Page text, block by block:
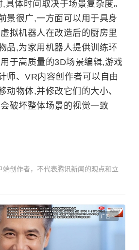
具体时间取决于场景复杂度。
景很广,一方面可以用于具身
拟机器人在改造后的厨房里
品,为家用机器人提供训练环
于高质量的3D场景编辑,游戏
师、VR内容创作者可以自由
动物体,并修改它们的大小、
破坏整体场景的视觉一致
端创作者，不代表腾讯新闻的观点和立
广告